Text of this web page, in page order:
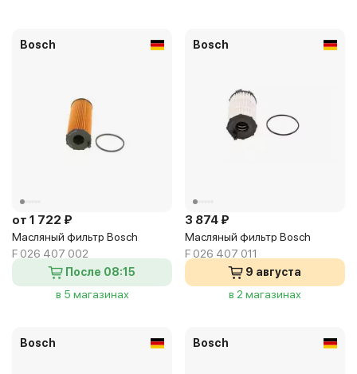
Bosch
от 1 722 ₽
Масляный фильтр Bosch
F 026 407 002
После 08:15
в 5 магазинах
Bosch
3 874 ₽
Масляный фильтр Bosch
F 026 407 011
9 августа
в 2 магазинах
Bosch Bosch